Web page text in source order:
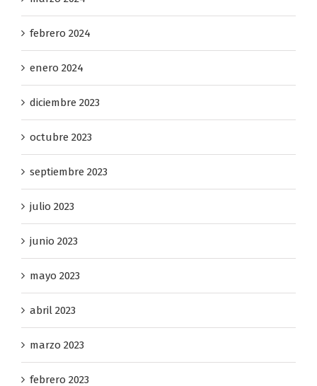
marzo 2024
febrero 2024
enero 2024
diciembre 2023
octubre 2023
septiembre 2023
julio 2023
junio 2023
mayo 2023
abril 2023
marzo 2023